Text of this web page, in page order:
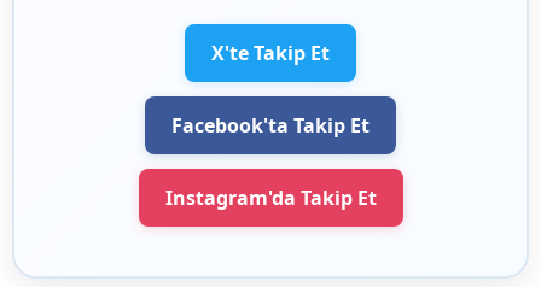
X'te Takip Et
Facebook'ta Takip Et
Instagram'da Takip Et